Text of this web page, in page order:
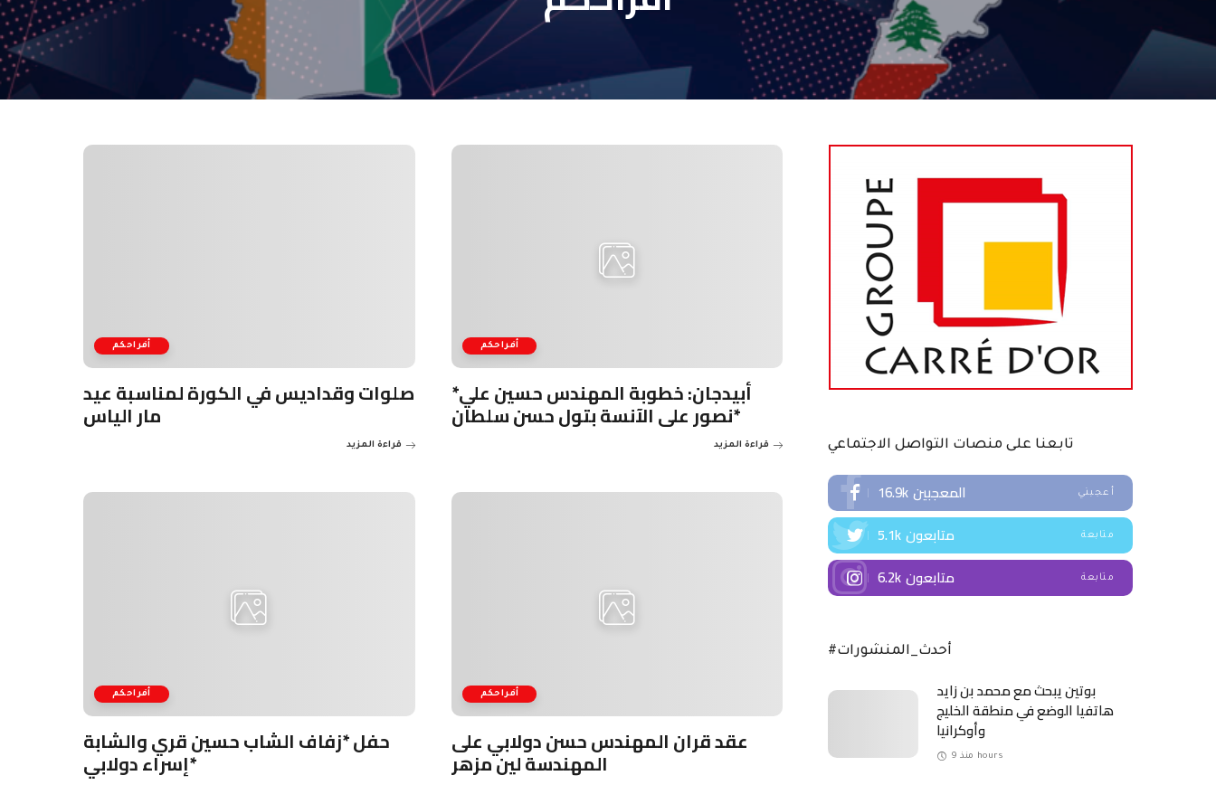
أفراحكم
صلوات وقداديس في الكورة لمناسبة عيد
مار الياس
قراءة المزيد
أفراحكم
*أبيدجان: خطوبة المهندس حسين علي
نصور على الآنسة بتول حسن سلطان*
قراءة المزيد
أفراحكم
حفل *زفاف الشاب حسين قري والشابة
إسراء دولابي*
أفراحكم
عقد قران المهندس حسن دولابي على
المهندسة لين مزهر
تابعنا على منصات التواصل الاجتماعي
16.9kالمعجبين أعجبني
5.1kمتابعون متابعة
6.2kمتابعون متابعة
#أحدث_المنشورات
بوتين يبحث مع محمد بن زايد
هاتفيا الوضع في منطقة الخليج
وأوكرانيا
منذ 9 hours